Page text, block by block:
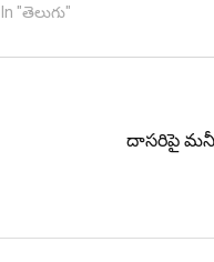
విజ్ఞప్తి చేస్తూ ఒక వినతి పత్రం
సంబంధించిన మార్గదర్శకాల్లో
In "తెలుగు"
దాసరిపై